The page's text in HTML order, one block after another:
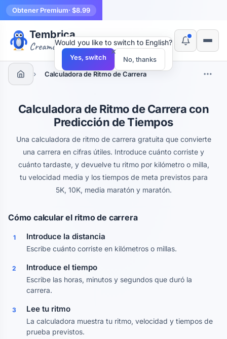
Obtener Premium· $8.99
Tembrica
Creamos herramientas
› Calculadora de Ritmo de Carrera
Calculadora de Ritmo de Carrera con
Predicción de Tiempos
Una calculadora de ritmo de carrera gratuita que convierte
una carrera en cifras útiles. Introduce cuánto corriste y
cuánto tardaste, y devuelve tu ritmo por kilómetro o milla,
tu velocidad media y los tiempos de meta previstos para
5K, 10K, media maratón y maratón.
Cómo calcular el ritmo de carrera
1 Introduce la distancia
Escribe cuánto corriste en kilómetros o millas.
2 Introduce el tiempo
Escribe las horas, minutos y segundos que duró la
carrera.
3 Lee tu ritmo
La calculadora muestra tu ritmo, velocidad y tiempos de
prueba previstos.
×
Would you like to switch to English?
Yes, switch No, thanks